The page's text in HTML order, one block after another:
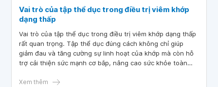
Vai trò của tập thể dục trong điều trị viêm khớp
dạng thấp
Vai trò của tập thể dục trong điều trị viêm khớp dạng thấp
rất quan trọng. Tập thể dục đúng cách không chỉ giúp
giảm đau và tăng cường sự linh hoạt của khớp mà còn hỗ
trợ cải thiện sức mạnh cơ bắp, nâng cao sức khỏe toàn
đề này thông qua bài viết dưới đây.
Xem thêm